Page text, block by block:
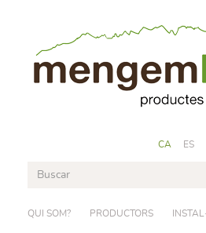
CA ES
QUI SOM? PRODUCTORS